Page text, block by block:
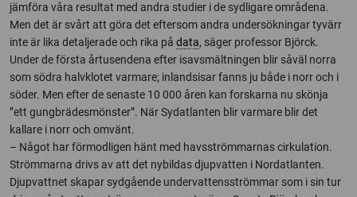
jämföra våra resultat med andra studier i de sydligare områdena.
Men det är svårt att göra det eftersom andra undersökningar tyvärr
inte är lika detaljerade och rika på data, säger professor Björck.
Under de första årtusendena efter isavsmältningen blir såväl norra
som södra halvklotet varmare; inlandsisar fanns ju både i norr och i
söder. Men efter de senaste 10 000 åren kan forskarna nu skönja
”ett gungbrädesmönster”. När Sydatlanten blir varmare blir det
kallare i norr och omvänt.
– Något har förmodligen hänt med havsströmmarnas cirkulation.
Strömmarna drivs av att det nybildas djupvatten i Nordatlanten.
Djupvattnet skapar sydgående undervattensströmmar som i sin tur